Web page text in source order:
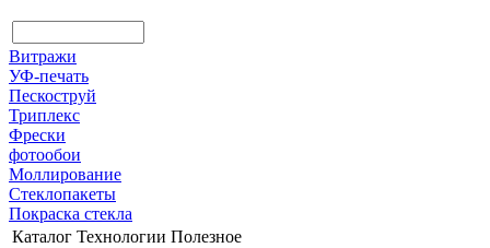
Витражи
УФ-печать
Пескоструй
Триплекс
Фрески
фотообои
Моллирование
Стеклопакеты
Покраска стекла
Каталог Технологии Полезное